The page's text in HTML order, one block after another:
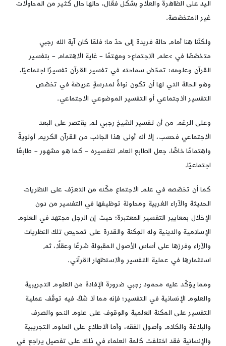
اليد على الظاهرة والعلاج بشكل فعّال، حالها حال كثير من المحاولات
غير المتخصّصة.
ولكنّنا هنا أمام حالة فريدة إلى حدّ ما؛ فلمّا كان آية الله رجبي
متخصّصًا في >علم الاجتماع< ومهتمًا – غاية الاهتمام – بتفسير
القرآن وعلومه؛ تمحّض سماحته في تفسير القرآن تفسيرًا اجتماعيًا،
وهو الحالة التي لها أن تكون نواةً لمدرسةٍ عريضة في تخصّص
التفسير الاجتماعي أو التفسير الموضوعي الاجتماعي.
وعلى الرغم من أن تفسير الشيخ رجبي لم يقتصر على البعد
الاجتماعي فحسب، إلا أنه أولى هذا الجانب من القرآن الكريم أولويةً
واهتمامًا خاصًّا، جعل الطابع العام لتفسيره – كما هو مشهور – طابعًا
اجتماعيًا.
كما أن تخصّصه في علم الاجتماع مكّنه من التعرّف على النظريات
الحديثة والآراء الغربية ومحاولة توظيفها في التفسير من دون
الإخلال بمعايير التفسير المعتبرة؛ حيث إن الرجل مجتهد في العلوم
الإسلامية والدينية وله المِكنة والقدرة على تمحيص تلك النظريات
والآراء وفرزها على أساس الأصول المقبولة شرعًا وعقلًا، ثم
استثمارها في عملية التفسير والاستظهار القرآني.
ومما يؤكّد عليه محمود رجبي ضرورة الإفادة من العلوم التجريبية
والعلوم الإنسانية في التفسير؛ فإنه مما لا شكّ فيه توقّف عملية
التفسير على المكنة العلمية والوقوف على علوم النحو والصرف
والبلاغة والكلام وأصول الفقه، وأما الاطلاع على العلوم التجريبية
والإنسانية فقد اختلفت كلمة العلماء في ذلك على تفصيل يراجع في